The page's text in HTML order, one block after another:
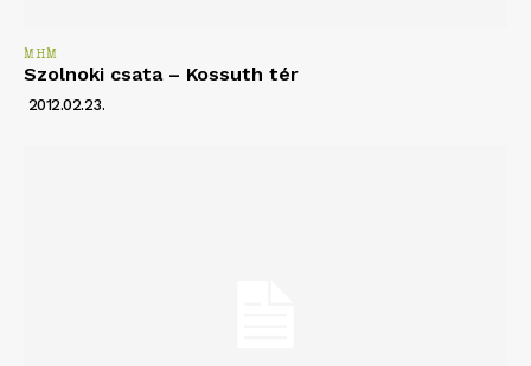
MHM
Szolnoki csata – Kossuth tér
2012.02.23.